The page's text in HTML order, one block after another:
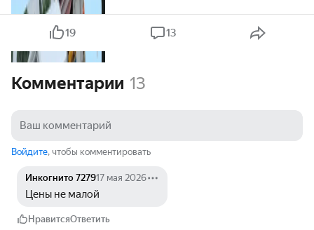
19 13
Комментарии 13
Войдите, чтобы комментировать
Инкогнито 727917 мая 2026
Цены не малой
НравитсяОтветить